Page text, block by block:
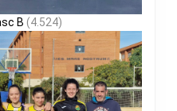
B (4.524)